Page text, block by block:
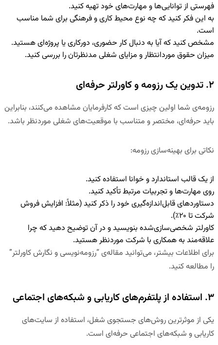
فهرستی ازتوانایی‌ها و مهارت‌های خودتهیه کنید.
به این فکر کنید که چه نوع محیط کاری و فرهنگی برای شما مناسب
است.
مشخص کنید که آیا به دنبالکار حضوری، دورکاری یا پروژه‌ایهستید.
میزان حقوق موردانتظارو مزایای شغلی مدنظرتان را بررسی کنید.
۲. تدوین یک رزومه و کاورلتر حرفه‌ای
رزومه‌ی شما اولین چیزی است که کارفرمایان مشاهده می‌کنند، بنابراین
باید حرفه‌ای، مختصر و متناسب با موقعیت‌های شغلی موردنظر باشد.
نکاتی برای بهینه‌سازی رزومه:
از یکقالب استاندارد و خوانا استفاده کنید.
روی مهارت‌ها و تجربیات مرتبطتأکید کنید.
دستاوردهای قابل‌اندازه‌گیری خود را ذکر کنید (مثلاً: افزایش فروش
شرکت تا ۲۰٪).
کاورلتر شخصی‌سازی‌شده بنویسید و در آن توضیح دهید که چرا
علاقه‌مند به همکاری با شرکت موردنظر هستید.
برای اطلاعات بیشتر، می‌توانید مقاله‌ی“رزومه‌نویسی و نگارش کاورلتر”
را مطالعه کنید.
۳. استفاده از پلتفرم‌های کاریابی و شبکه‌های اجتماعی
یکی از موثرترین روش‌های جستجوی شغل، استفاده از سایت‌های
کاریابی و شبکه‌های اجتماعی حرفه‌ای است.